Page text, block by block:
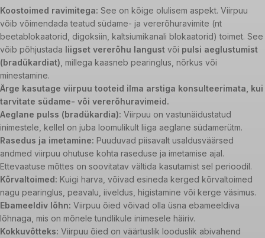
Koostoimed ravimitega: See on kõige olulisem aspekt. Viirpuu
võib võimendada teatud südame- ja vererõhuravimite (nt
beetablokaatorid, digoksiin, kaltsiumikanali blokaatorid) toimet. See
võib põhjustada liigset vererõhu langust või pulsi aeglustumist
(bradükardiat) , millega kaasneb pearinglus, nõrkus või
minestamine.
Ärge kasutage viirpuu tooteid ilma arstiga konsulteerimata, kui
tarvitate südame- või vererõhuravimeid.
Aeglane pulss (bradükardia): Viirpuu on vastunäidustatud
inimestele, kellel on juba loomulikult liiga aeglane südamerütm.
Rasedus ja imetamine: Puuduvad piisavalt usaldusväärsed
andmed viirpuu ohutuse kohta raseduse ja imetamise ajal.
Ettevaatuse mõttes on soovitatav vältida kasutamist sel perioodil.
Kõrvaltoimed: Kuigi harva, võivad esineda kerged kõrvaltoimed
nagu pearinglus, peavalu, iiveldus, higistamine või kerge väsimus.
Ebameeldiv lõhn: Viirpuu õied võivad olla üsna ebameeldiva
lõhnaga, mis on mõnele tundlikule inimesele häiriv.
Kokkuvõtteks: Viirpuu õied on väärtuslik looduslik abivahend